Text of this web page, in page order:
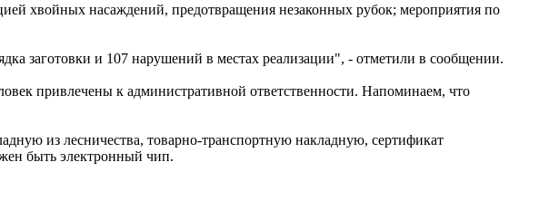
хвойных насаждений, предотвращения незаконных рубок; мероприятия по
заготовки и 107 нарушений в местах реализации", - отметили в сообщении.
привлечены к административной ответственности. Напоминаем, что
из лесничества, товарно-транспортную накладную, сертификат
быть электронный чип.